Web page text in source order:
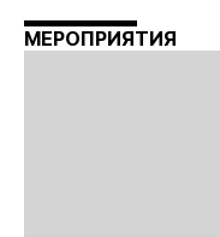
МЕРОПРИЯТИЯ